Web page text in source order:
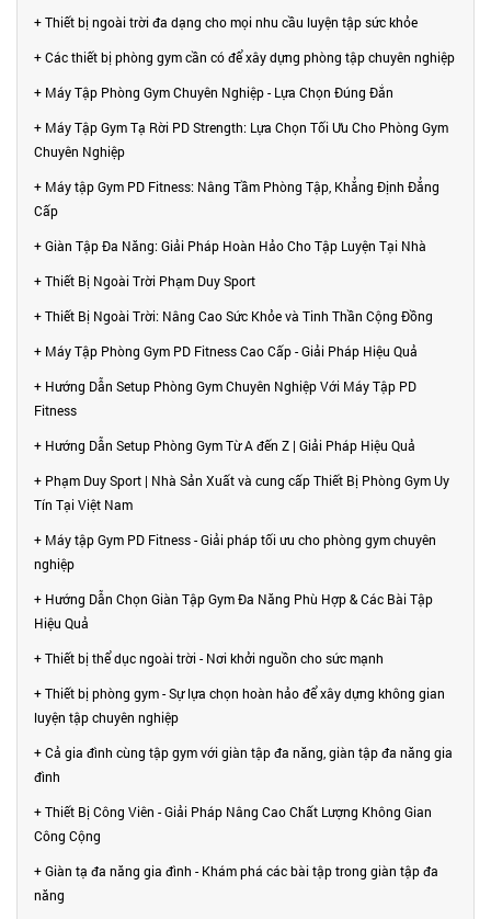
+ Thiết bị ngoài trời đa dạng cho mọi nhu cầu luyện tập sức khỏe
+ Các thiết bị phòng gym cần có để xây dựng phòng tập chuyên nghiệp
+ Máy Tập Phòng Gym Chuyên Nghiệp - Lựa Chọn Đúng Đắn
+ Máy Tập Gym Tạ Rời PD Strength: Lựa Chọn Tối Ưu Cho Phòng Gym
Chuyên Nghiệp
+ Máy tập Gym PD Fitness: Nâng Tầm Phòng Tập, Khẳng Định Đẳng
Cấp
+ Giàn Tập Đa Năng: Giải Pháp Hoàn Hảo Cho Tập Luyện Tại Nhà
+ Thiết Bị Ngoài Trời Phạm Duy Sport
+ Thiết Bị Ngoài Trời: Nâng Cao Sức Khỏe và Tinh Thần Cộng Đồng
+ Máy Tập Phòng Gym PD Fitness Cao Cấp - Giải Pháp Hiệu Quả
+ Hướng Dẫn Setup Phòng Gym Chuyên Nghiệp Với Máy Tập PD
Fitness
+ Hướng Dẫn Setup Phòng Gym Từ A đến Z | Giải Pháp Hiệu Quả
+ Phạm Duy Sport | Nhà Sản Xuất và cung cấp Thiết Bị Phòng Gym Uy
Tín Tại Việt Nam
+ Máy tập Gym PD Fitness - Giải pháp tối ưu cho phòng gym chuyên
nghiệp
+ Hướng Dẫn Chọn Giàn Tập Gym Đa Năng Phù Hợp & Các Bài Tập
Hiệu Quả
+ Thiết bị thể dục ngoài trời - Nơi khởi nguồn cho sức mạnh
+ Thiết bị phòng gym - Sự lựa chọn hoàn hảo để xây dựng không gian
luyện tập chuyên nghiệp
+ Cả gia đình cùng tập gym với giàn tập đa năng, giàn tập đa năng gia
đình
+ Thiết Bị Công Viên - Giải Pháp Nâng Cao Chất Lượng Không Gian
Công Cộng
+ Giàn tạ đa năng gia đình - Khám phá các bài tập trong giàn tập đa
năng